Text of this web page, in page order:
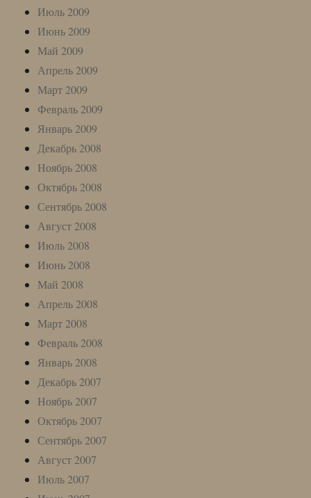
Июль 2009
Июнь 2009
Май 2009
Апрель 2009
Март 2009
Февраль 2009
Январь 2009
Декабрь 2008
Ноябрь 2008
Октябрь 2008
Сентябрь 2008
Август 2008
Июль 2008
Июнь 2008
Май 2008
Апрель 2008
Март 2008
Февраль 2008
Январь 2008
Декабрь 2007
Ноябрь 2007
Октябрь 2007
Сентябрь 2007
Август 2007
Июль 2007